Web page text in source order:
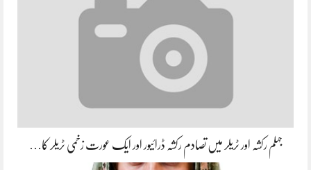
جہلم رکشہ اور ٹریلر میں تصادم رکشہ ڈرائیور اور ایک عورت زخمی ٹریلر کا…